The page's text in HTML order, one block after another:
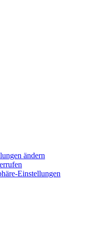
ändern
Einstellungen